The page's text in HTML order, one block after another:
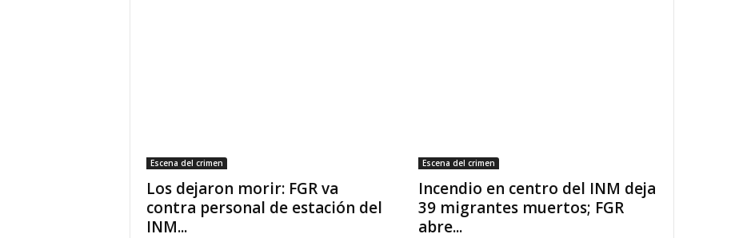
Escena del crimen
Los dejaron morir: FGR va
contra personal de estación del
INM...
Escena del crimen
Incendio en centro del INM deja
39 migrantes muertos; FGR
abre...